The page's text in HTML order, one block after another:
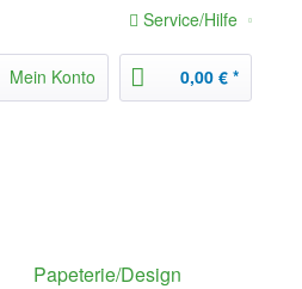
Service/Hilfe
Mein Konto 0,00 € *
Papeterie/Design